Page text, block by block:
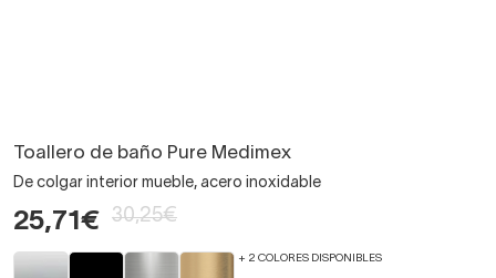
Toallero de baño Pure Medimex
De colgar interior mueble, acero inoxidable
25,71€ 30,25€
+ 2 COLORES DISPONIBLES